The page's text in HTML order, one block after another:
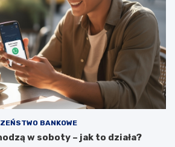
BANKOWE
w soboty – jak to działa?